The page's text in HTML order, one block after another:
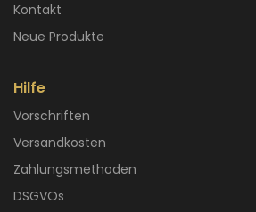
Kontakt
Neue Produkte
Hilfe
Vorschriften
Versandkosten
Zahlungsmethoden
DSGVOs